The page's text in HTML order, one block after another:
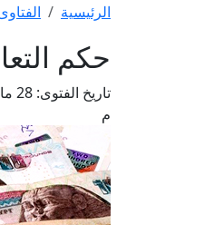
الرئيسية
حكم
تاريخ الفتوى:
م